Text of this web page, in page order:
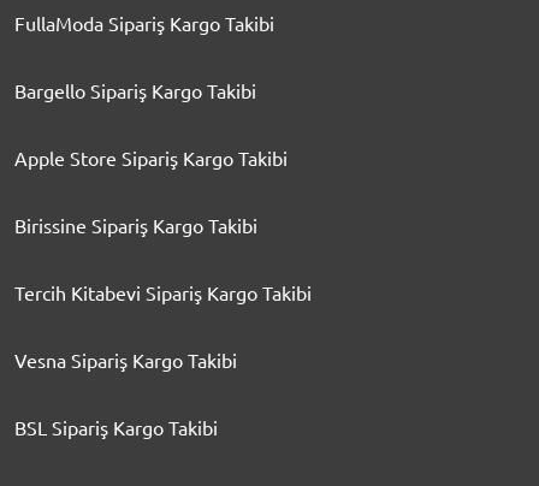
FullaModa Sipariş Kargo Takibi
Bargello Sipariş Kargo Takibi
Apple Store Sipariş Kargo Takibi
Birissine Sipariş Kargo Takibi
Tercih Kitabevi Sipariş Kargo Takibi
Vesna Sipariş Kargo Takibi
BSL Sipariş Kargo Takibi